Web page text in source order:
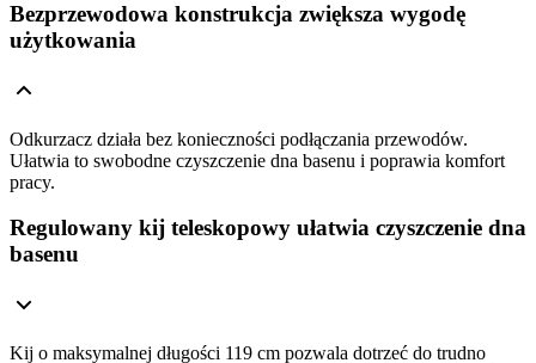
Bezprzewodowa konstrukcja zwiększa wygodę
użytkowania
Odkurzacz działa bez konieczności podłączania przewodów.
Ułatwia to swobodne czyszczenie dna basenu i poprawia komfort
pracy.
Regulowany kij teleskopowy ułatwia czyszczenie dna
basenu
Kij o maksymalnej długości 119 cm pozwala dotrzeć do trudno